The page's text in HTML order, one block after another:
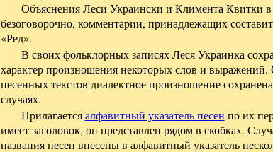
Объяснения Леси Украински и Климента Квитки
безоговорочно, комментарии, принадлежащих
«Ред».
В своих фольклорных записях Леся Украинка
характер произношения некоторых слов и выражений.
песенных текстов диалектное произношение
случаях.
Прилагаетсяалфавитный указатель песен по их
имеет заголовок, он представлен рядом в скобках.
названия песен внесены в алфавитный указатель